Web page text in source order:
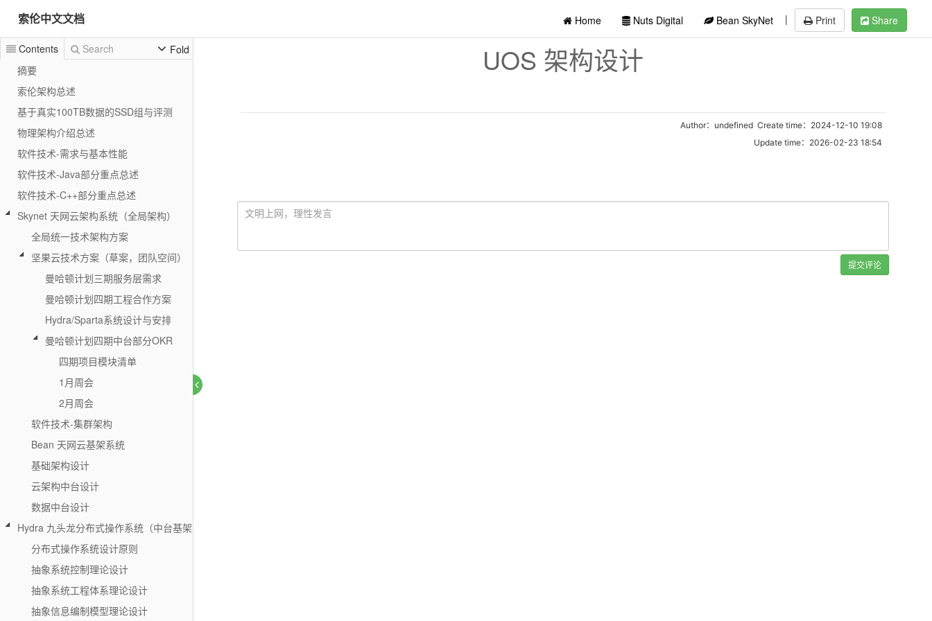
索伦中文文档 Home Nuts Digital Bean SkyNet | Print Share
Contents Search
Fold
摘要
索伦架构总述
基于真实100TB数据的SSD组与评测
物理架构介绍总述
软件技术-需求与基本性能
软件技术-Java部分重点总述
软件技术-C++部分重点总述
Skynet 天网云架构系统（全局架构）
全局统一技术架构方案
坚果云技术方案（草案，团队空间）
曼哈顿计划三期服务层需求
曼哈顿计划四期工程合作方案
Hydra/Sparta系统设计与安排
曼哈顿计划四期中台部分OKR
四期项目模块清单
1月周会
2月周会
软件技术-集群架构
Bean 天网云基架系统
基础架构设计
云架构中台设计
数据中台设计
Hydra 九头龙分布式操作系统（中台基架）
分布式操作系统设计原则
抽象系统控制理论设计
抽象系统工程体系理论设计
抽象信息编制模型理论设计
UOS 架构设计
Author：undefined Create time：2024-12-10 19:08
Update time：2026-02-23 18:54
提交评论